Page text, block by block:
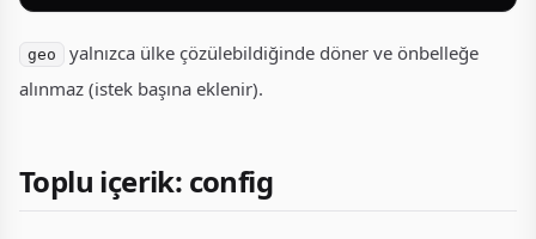
geo
yalnızca ülke çözülebildiğinde döner ve önbelleğe
alınmaz (istek başına eklenir).
Toplu içerik: config